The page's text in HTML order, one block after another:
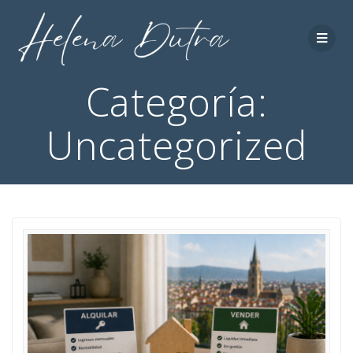
Categoría:
Uncategorized